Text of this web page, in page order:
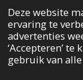
Deze website
ervaring te
advertenties
‘Accepteren’
gebruik van